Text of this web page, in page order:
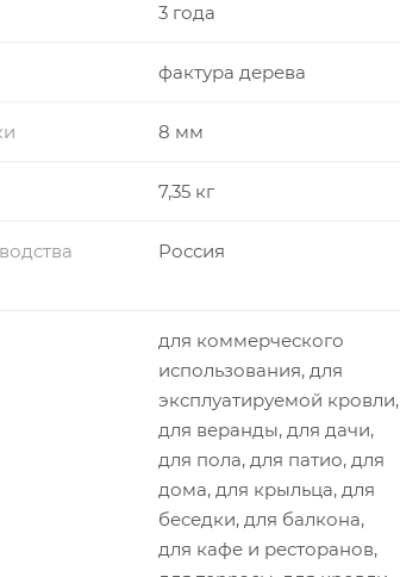
3 года
фактура дерева
8 мм
7,35 кг
Россия
для коммерческого
использования, для
эксплуатируемой кровли,
для веранды, для дачи,
для пола, для патио, для
дома, для крыльца, для
беседки, для балкона,
для кафе и ресторанов,